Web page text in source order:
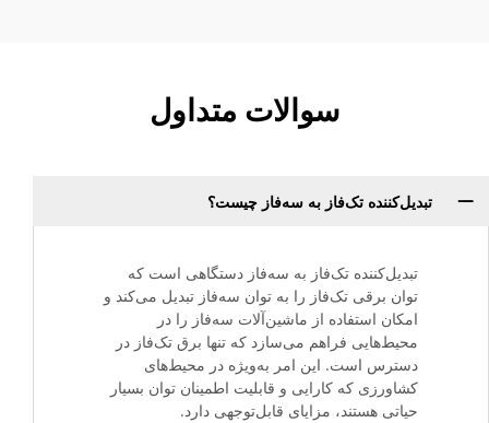
سوالات متداول
تبدیل‌کننده تک‌فاز به سه‌فاز چیست؟
تبدیل‌کننده تک‌فاز به سه‌فاز دستگاهی است که
توان برقی تک‌فاز را به توان سه‌فاز تبدیل می‌کند و
امکان استفاده از ماشین‌آلات سه‌فاز را در
محیط‌هایی فراهم می‌سازد که تنها برق تک‌فاز در
دسترس است. این امر به‌ویژه در محیط‌های
کشاورزی که کارایی و قابلیت اطمینان توان بسیار
حیاتی هستند، مزایای قابل‌توجهی دارد.